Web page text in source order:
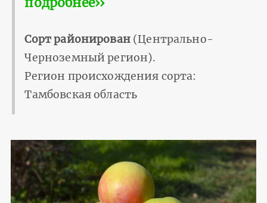
Сорт районирован(Центрально-
Черноземный регион).
Регион происхождения сорта:
Тамбовская область